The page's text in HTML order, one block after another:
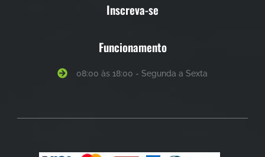
Inscreva-se
Funcionamento
08:00 às 18:00 - Segunda a Sexta